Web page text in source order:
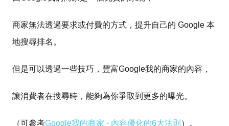
商家無法透過要求或付費的方式，提升自己的 Google 本
地搜尋排名。
但是可以透過一些技巧，豐富Google我的商家的內容，
讓消費者在搜尋時，能夠為你爭取到更多的曝光。
（可參考Google我的商家 - 內容優化的6大法則 ）。